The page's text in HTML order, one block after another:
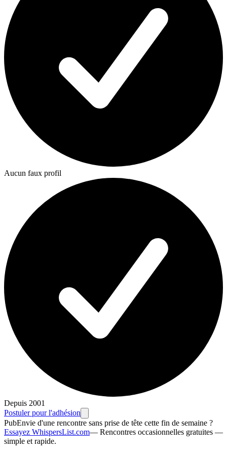
Aucun faux profil
Depuis 2001
Postuler pour l'adhésion
PubEnvie d'une rencontre sans prise de tête cette fin de semaine ?
Essayez WhispersList.com— Rencontres occasionnelles gratuites —
simple et rapide.